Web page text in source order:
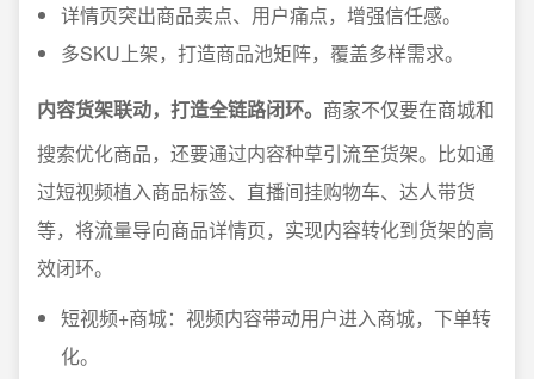
详情页突出商品卖点、用户痛点，增强信任感。
多SKU上架，打造商品池矩阵，覆盖多样需求。
内容货架联动，打造全链路闭环。 商家不仅要在商城和
搜索优化商品，还要通过内容种草引流至货架。比如通
过短视频植入商品标签、直播间挂购物车、达人带货
等，将流量导向商品详情页，实现内容转化到货架的高
效闭环。
短视频+商城：视频内容带动用户进入商城，下单转
化。